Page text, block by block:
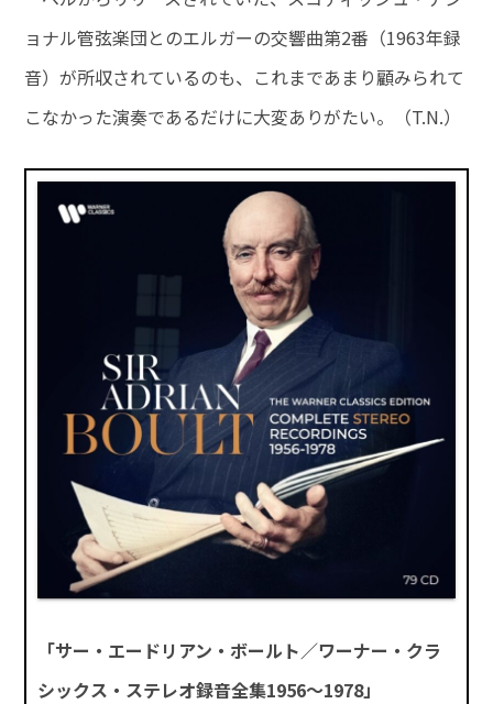
ョナル管弦楽団とのエルガーの交響曲第2番（1963年録
音）が所収されているのも、これまであまり顧みられて
こなかった演奏であるだけに大変ありがたい。（T.N.）
「サー・エードリアン・ボールト／ワーナー・クラ
シックス・ステレオ録音全集1956～1978」